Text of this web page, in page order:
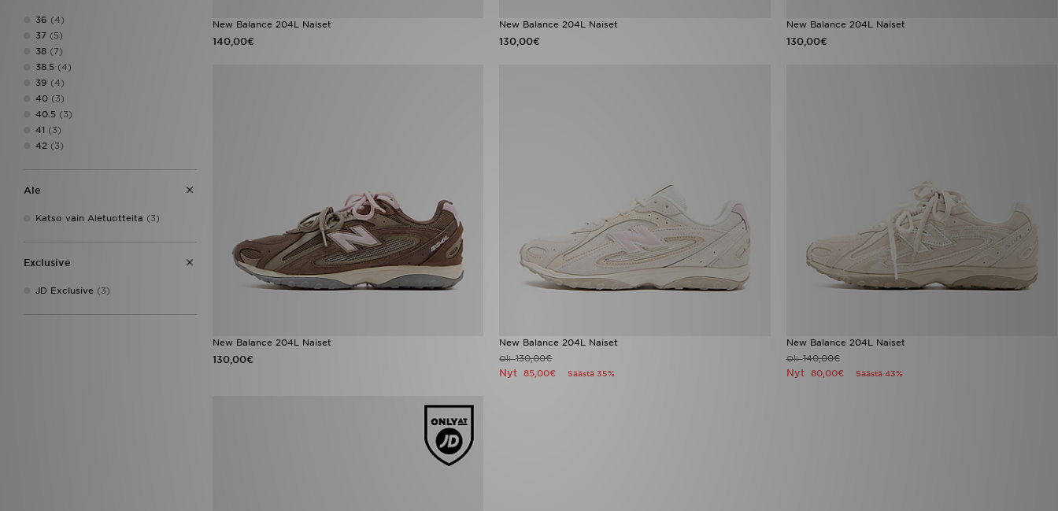
36 (4)
37 (5)
38 (7)
38.5 (4)
39 (4)
40 (3)
40.5 (3)
41 (3)
42 (3)
Ale
Katso vain Aletuotteita (3)
Exclusive
JD Exclusive (3)
New Balance 204L Naiset
140,00€
New Balance 204L Naiset
130,00€
New Balance 204L Naiset
130,00€
New Balance 204L Naiset
130,00€
New Balance 204L Naiset
Oli130,00€
Nyt85,00€ Säästä 35%
New Balance 204L Naiset
Oli140,00€
Nyt 80,00€ Säästä 43%